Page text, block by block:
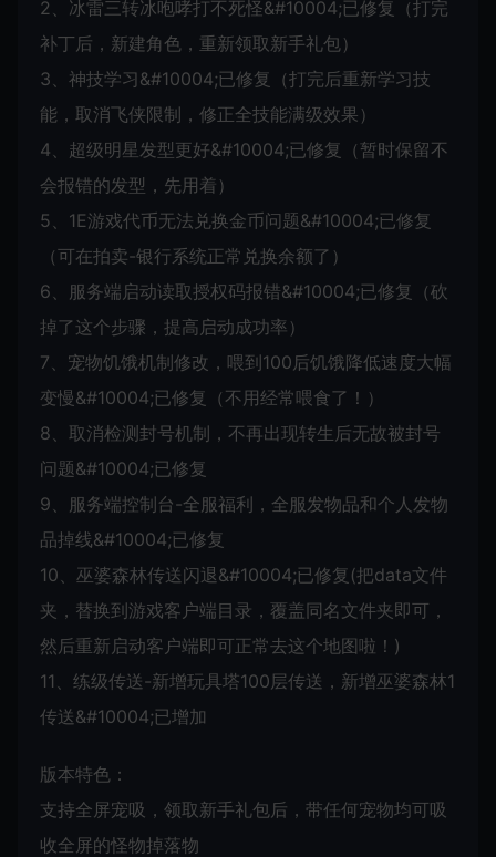
2、冰雷三转冰咆哮打不死怪&#10004;已修复（打完
补丁后，新建角色，重新领取新手礼包）
3、神技学习&#10004;已修复（打完后重新学习技
能，取消飞侠限制，修正全技能满级效果）
4、超级明星发型更好&#10004;已修复（暂时保留不
会报错的发型，先用着）
5、1E游戏代币无法兑换金币问题&#10004;已修复
（可在拍卖-银行系统正常兑换余额了）
6、服务端启动读取授权码报错&#10004;已修复（砍
掉了这个步骤，提高启动成功率）
7、宠物饥饿机制修改，喂到100后饥饿降低速度大幅
变慢&#10004;已修复（不用经常喂食了！）
8、取消检测封号机制，不再出现转生后无故被封号
问题&#10004;已修复
9、服务端控制台-全服福利，全服发物品和个人发物
品掉线&#10004;已修复
10、巫婆森林传送闪退&#10004;已修复(把data文件
夹，替换到游戏客户端目录，覆盖同名文件夹即可，
然后重新启动客户端即可正常去这个地图啦！)
11、练级传送-新增玩具塔100层传送，新增巫婆森林1
传送&#10004;已增加
版本特色：
支持全屏宠吸，领取新手礼包后，带任何宠物均可吸
收全屏的怪物掉落物